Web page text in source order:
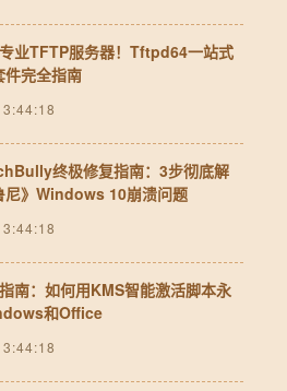
业TFTP服务器！Tftpd64一站式
件完全指南
终极修复指南：3步彻底解
尼》Windows 10崩溃问题
南：如何用KMS智能激活脚本永
和Office